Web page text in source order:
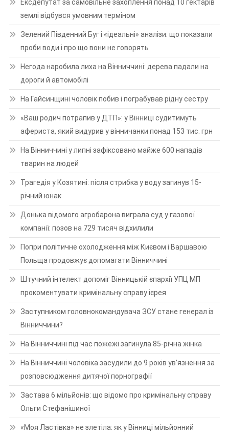
Ексдепутат за самовільне захоплення понад 10 гектарів
землі відбувся умовним терміном
Зелений Південний Буг і «ідеальні» аналізи: що показали
проби води і про що вони не говорять
Негода наробила лиха на Вінниччині: дерева падали на
дороги й автомобілі
На Гайсинщині чоловік побив і пограбував рідну сестру
«Ваш родич потрапив у ДТП»: у Вінниці судитимуть
афериста, який видурив у вінничанки понад 153 тис. грн
На Вінниччині у липні зафіксовано майже 600 нападів
тварин на людей
Трагедія у Козятині: після стрибка у воду загинув 15-
річний юнак
Донька відомого агробарона виграла суд у газової
компанії: позов на 729 тисяч відхилили
Попри політичне охолодження між Києвом і Варшавою
Польща продовжує допомагати Вінниччині
Штучний інтелект допоміг Вінницькій єпархії УПЦ МП
прокоментувати кримінальну справу ієрея
Заступником головнокомандувача ЗСУ стане генерал із
Вінниччини?
На Вінниччині під час пожежі загинула 85-річна жінка
На Вінниччині чоловіка засудили до 9 років ув’язнення за
розповсюдження дитячої порнографії
Застава 6 мільйонів: що відомо про кримінальну справу
Ольги Стефанішиної
«Моя Ластівка» не злетіла: як у Вінниці мільйонний